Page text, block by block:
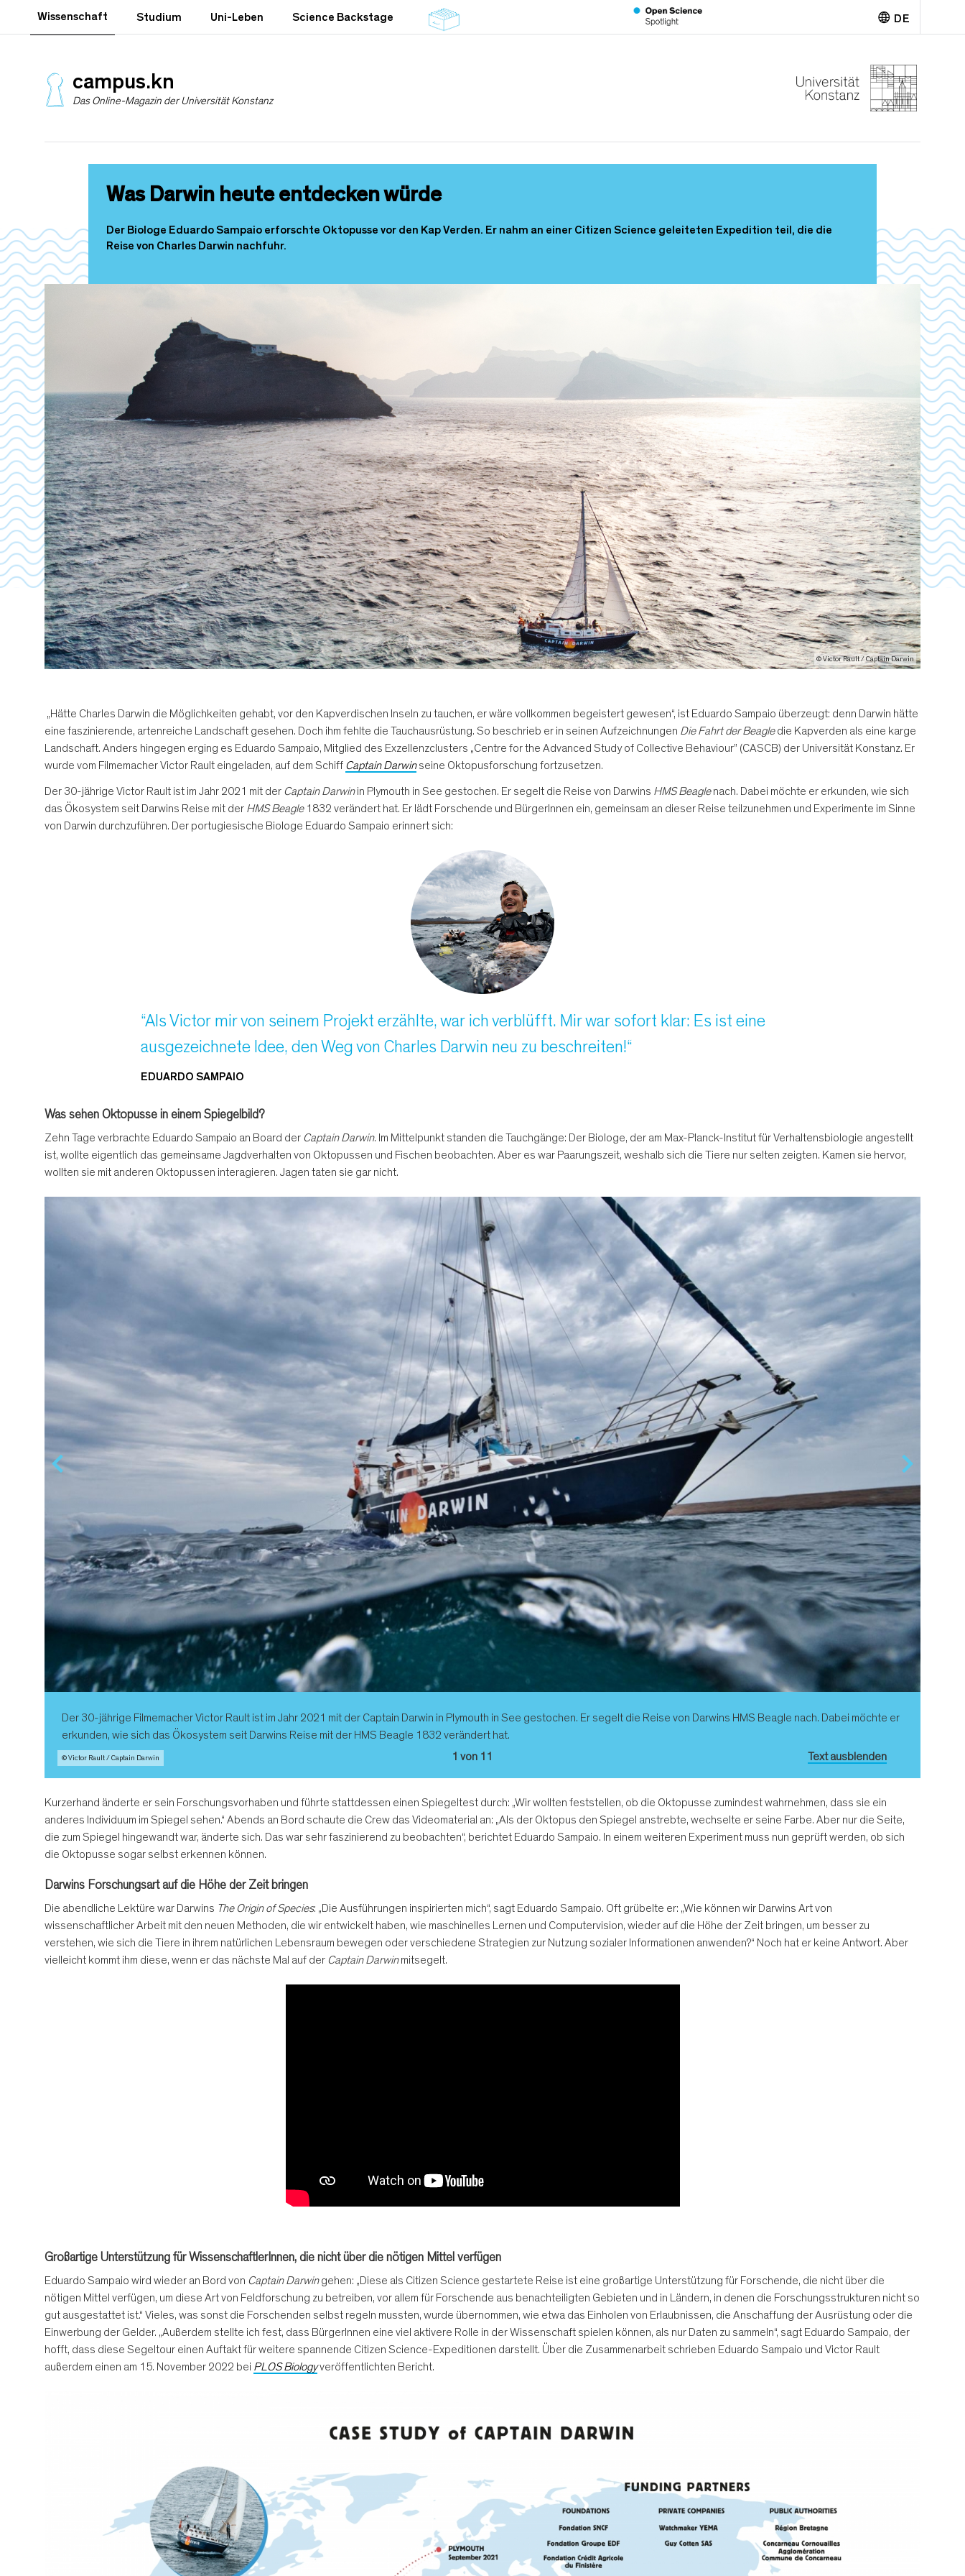
Wissenschaft Studium Uni-Leben Science Backstage DE
campus.kn
Das Online-Magazin der Universität Konstanz
Was Darwin heute entdecken würde
Der Biologe Eduardo Sampaio erforschte Oktopusse vor den Kap Verden. Er nahm an einer Citizen Science geleiteten Expedition teil, die die
Reise von Charles Darwin nachfuhr.
© Victor Rault / Captain Darwin
„Hätte Charles Darwin die Möglichkeiten gehabt, vor den Kapverdischen Inseln zu tauchen, er wäre vollkommen begeistert gewesen“, ist Eduardo Sampaio überzeugt: denn Darwin hätte
eine faszinierende, artenreiche Landschaft gesehen. Doch ihm fehlte die Tauchausrüstung. So beschrieb er in seinen Aufzeichnungen Die Fahrt der Beagledie Kapverden als eine karge
Landschaft. Anders hingegen erging es Eduardo Sampaio, Mitglied des Exzellenzclusters „Centre for the Advanced Study of Collective Behaviour” (CASCB) der Universität Konstanz. Er
wurde vom Filmemacher Victor Rault eingeladen, auf dem Schiff Captain Darwinseine Oktopusforschung fortzusetzen.
Der 30-jährige Victor Rault ist im Jahr 2021 mit der Captain Darwinin Plymouth in See gestochen. Er segelt die Reise von Darwins HMS Beaglenach. Dabei möchte er erkunden, wie sich
das Ökosystem seit Darwins Reise mit der HMS Beagle1832 verändert hat. Er lädt Forschende und BürgerInnen ein, gemeinsam an dieser Reise teilzunehmen und Experimente im Sinne
von Darwin durchzuführen. Der portugiesische Biologe Eduardo Sampaio erinnert sich:
“Als Victor mir von seinem Projekt erzählte, war ich verblüfft. Mir war sofort klar: Es ist eine
ausgezeichnete Idee, den Weg von Charles Darwin neu zu beschreiten!“
EDUARDO SAMPAIO
Was sehen Oktopusse in einem Spiegelbild?
Zehn Tage verbrachte Eduardo Sampaio an Board der Captain Darwin. Im Mittelpunkt standen die Tauchgänge: Der Biologe, der am Max-Planck-Institut für Verhaltensbiologie angestellt
ist, wollte eigentlich das gemeinsame Jagdverhalten von Oktopussen und Fischen beobachten. Aber es war Paarungszeit, weshalb sich die Tiere nur selten zeigten. Kamen sie hervor,
wollten sie mit anderen Oktopussen interagieren. Jagen taten sie gar nicht.
Der 30-jährige Filmemacher Victor Rault ist im Jahr 2021 mit der Captain Darwin in Plymouth in See gestochen. Er segelt die Reise von Darwins HMS Beagle nach. Dabei möchte er
erkunden, wie sich das Ökosystem seit Darwins Reise mit der HMS Beagle 1832 verändert hat.
© Victor Rault / Captain Darwin 1 von 11 Text ausblenden
Kurzerhand änderte er sein Forschungsvorhaben und führte stattdessen einen Spiegeltest durch: „Wir wollten feststellen, ob die Oktopusse zumindest wahrnehmen, dass sie ein
anderes Individuum im Spiegel sehen.“ Abends an Bord schaute die Crew das Videomaterial an: „Als der Oktopus den Spiegel anstrebte, wechselte er seine Farbe. Aber nur die Seite,
die zum Spiegel hingewandt war, änderte sich. Das war sehr faszinierend zu beobachten“, berichtet Eduardo Sampaio. In einem weiteren Experiment muss nun geprüft werden, ob sich
die Oktopusse sogar selbst erkennen können.
Darwins Forschungsart auf die Höhe der Zeit bringen
Die abendliche Lektüre war Darwins The Origin of Species: „Die Ausführungen inspirierten mich“, sagt Eduardo Sampaio. Oft grübelte er: „Wie können wir Darwins Art von
wissenschaftlicher Arbeit mit den neuen Methoden, die wir entwickelt haben, wie maschinelles Lernen und Computervision, wieder auf die Höhe der Zeit bringen, um besser zu
verstehen, wie sich die Tiere in ihrem natürlichen Lebensraum bewegen oder verschiedene Strategien zur Nutzung sozialer Informationen anwenden?“ Noch hat er keine Antwort. Aber
vielleicht kommt ihm diese, wenn er das nächste Mal auf der Captain Darwinmitsegelt.
Großartige Unterstützung für WissenschaftlerInnen, die nicht über die nötigen Mittel verfügen
Eduardo Sampaio wird wieder an Bord von Captain Darwingehen: „Diese als Citizen Science gestartete Reise ist eine großartige Unterstützung für Forschende, die nicht über die
nötigen Mittel verfügen, um diese Art von Feldforschung zu betreiben, vor allem für Forschende aus benachteiligten Gebieten und in Ländern, in denen die Forschungsstrukturen nicht so
gut ausgestattet ist.“ Vieles, was sonst die Forschenden selbst regeln mussten, wurde übernommen, wie etwa das Einholen von Erlaubnissen, die Anschaffung der Ausrüstung oder die
Einwerbung der Gelder. „Außerdem stellte ich fest, dass BürgerInnen eine viel aktivere Rolle in der Wissenschaft spielen können, als nur Daten zu sammeln“, sagt Eduardo Sampaio, der
hofft, dass diese Segeltour einen Auftakt für weitere spannende Citizen Science-Expeditionen darstellt. Über die Zusammenarbeit schrieben Eduardo Sampaio und Victor Rault
außerdem einen am 15. November 2022 bei PLOS Biologyveröffentlichten Bericht.